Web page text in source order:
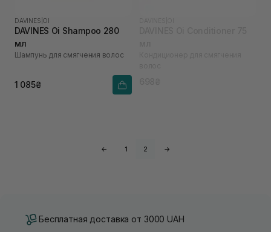
DAVINES OI
DAVINES Oi Shampoo 280
мл
Шампунь для смягчения волос
1 085₴
← 1 2 →
Бесплатная доставка от 3000 UAH